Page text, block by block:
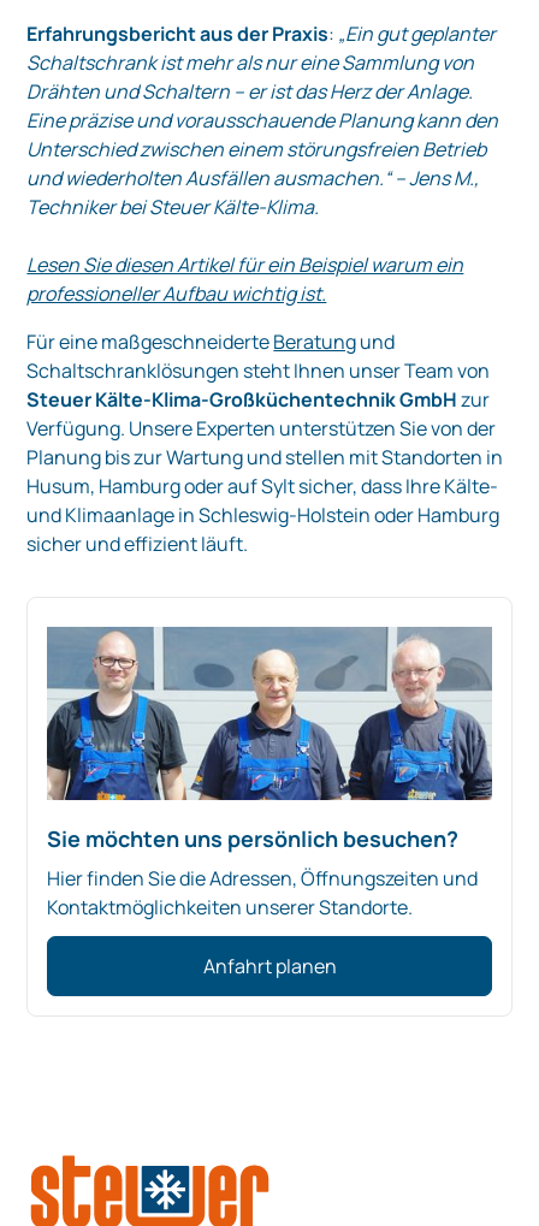
Erfahrungsbericht aus der Praxis: „Ein gut geplanter
Schaltschrank ist mehr als nur eine Sammlung von
Drähten und Schaltern – er ist das Herz der Anlage.
Eine präzise und vorausschauende Planung kann den
Unterschied zwischen einem störungsfreien Betrieb
und wiederholten Ausfällen ausmachen.“ – Jens M.,
Techniker bei Steuer Kälte-Klima.
Lesen Sie diesen Artikel für ein Beispiel warum ein
professioneller Aufbau wichtig ist.
Für eine maßgeschneiderteBeratungund
Schaltschranklösungen steht Ihnen unser Team von
Steuer Kälte-Klima-Großküchentechnik GmbHzur
Verfügung. Unsere Experten unterstützen Sie von der
Planung bis zur Wartung und stellen mit Standorten in
Husum, Hamburg oder auf Sylt sicher, dass Ihre Kälte-
und Klimaanlage in Schleswig-Holstein oder Hamburg
sicher und effizient läuft.
Sie möchten uns persönlich besuchen?
Hier finden Sie die Adressen, Öffnungszeiten und
Kontaktmöglichkeiten unserer Standorte.
Anfahrt planen